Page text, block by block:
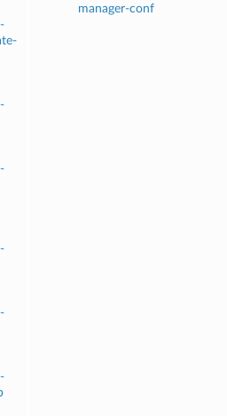
manager-conf